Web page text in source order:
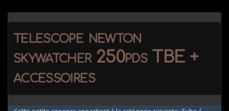
telescope newton
skywatcher 250pds TBE +
accessoires